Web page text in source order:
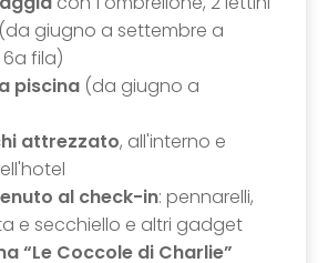
giugno a settembre a
fila)
piscina (da giugno a
attrezzato, all'interno e
al check-in: pennarelli,
e secchiello e altri gadget
“Le Coccole di Charlie”